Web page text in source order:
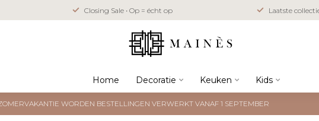
Closing Sale • Op = écht op Laatste
Home Decoratie Keuken Kids
WORDEN BESTELLINGEN VERWERKT VANAF 1 SEPTEMBER